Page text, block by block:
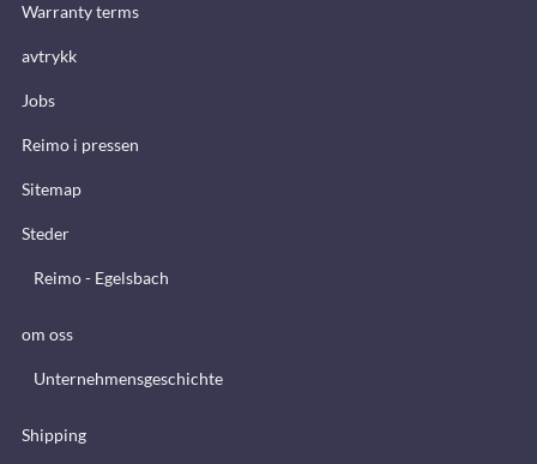
Warranty terms
avtrykk
Jobs
Reimo i pressen
Sitemap
Steder
Reimo - Egelsbach
om oss
Unternehmensgeschichte
Shipping